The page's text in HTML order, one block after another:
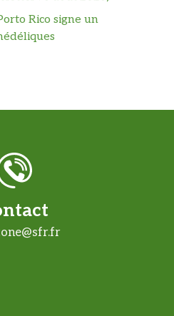
Rico signe un